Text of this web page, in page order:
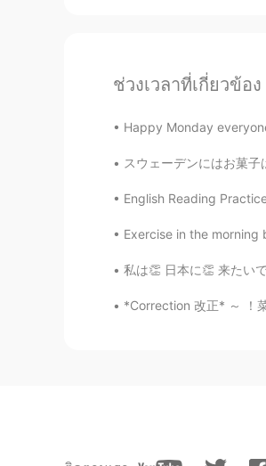
ช่วงเวลาที่เกี่ยวข้อง
Happy Monday
スウェーデンにはお菓子は人気で、「Fika」
English Reading
Exercise in the
私は👏 日本に👏 来た
*Correction 改正* ～ ！菜鸟水平！